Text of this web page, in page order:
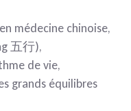
médecine chinoise,
五行),
de vie,
grands équilibres